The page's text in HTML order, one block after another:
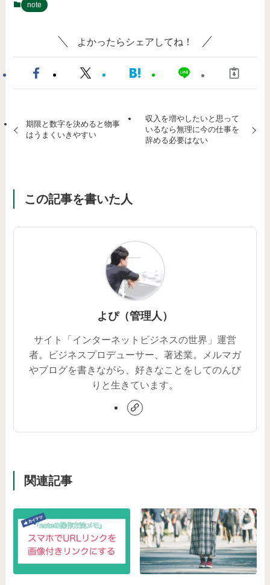
note
よかったらシェアしてね！
期限と数字を決めると物事
はうまくいきやすい
収入を増やしたいと思って
いるなら無理に今の仕事を
辞める必要はない
この記事を書いた人
よぴ（管理人）
サイト「インターネットビジネスの世界」運営
者。ビジネスプロデューサー、著述業。メルマガ
やブログを書きながら、好きなことをしてのんび
りと生きています。
関連記事